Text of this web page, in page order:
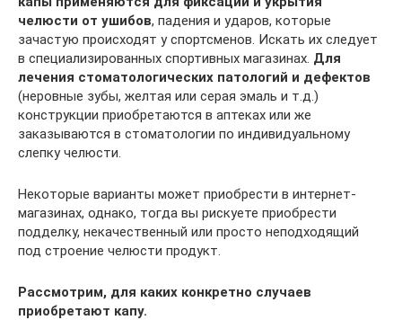
челюсти от ушибов, падения и ударов, которые
зачастую происходят у спортсменов. Искать их следует
в специализированных спортивных магазинах. Для
лечения стоматологических патологий и дефектов
(неровные зубы, желтая или серая эмаль и т.д.)
конструкции приобретаются в аптеках или же
заказываются в стоматологии по индивидуальному
слепку челюсти.
Некоторые варианты может приобрести в интернет-
магазинах, однако, тогда вы рискуете приобрести
подделку, некачественный или просто неподходящий
под строение челюсти продукт.
Рассмотрим, для каких конкретно случаев
приобретают капу.